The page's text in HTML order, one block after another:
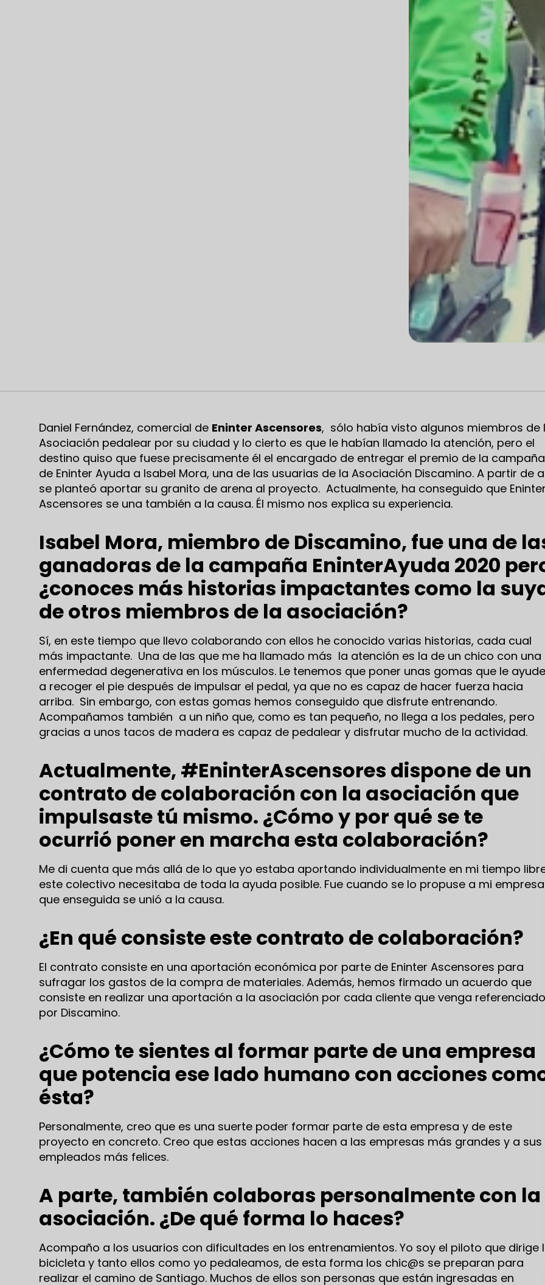
Daniel Fernández, comercial de Eninter Ascensores, sólo había visto algunos miembros de
Asociación pedalear por su ciudad y lo cierto es que le habían llamado la atención, pero el
destino quiso que fuese precisamente él el encargado de entregar el premio de la campaña
de Eninter Ayuda a Isabel Mora, una de las usuarias de la Asociación Discamino. A partir de
se planteó aportar su granito de arena al proyecto. Actualmente, ha conseguido que
Ascensores se una también a la causa. Él mismo nos explica su experiencia.
Isabel Mora, miembro de Discamino, fue una de
ganadoras de la campaña EninterAyuda 2020
¿conoces más historias impactantes como la
de otros miembros de la asociación?
Sí, en este tiempo que llevo colaborando con ellos he conocido varias historias, cada cual
más impactante. Una de las que me ha llamado más la atención es la de un chico con una
enfermedad degenerativa en los músculos. Le tenemos que poner unas gomas que le
a recoger el pie después de impulsar el pedal, ya que no es capaz de hacer fuerza hacia
arriba. Sin embargo, con estas gomas hemos conseguido que disfrute entrenando.
Acompañamos también a un niño que, como es tan pequeño, no llega a los pedales, pero
gracias a unos tacos de madera es capaz de pedalear y disfrutar mucho de la actividad.
Actualmente, #EninterAscensores dispone de un
contrato de colaboración con la asociación que
impulsaste tú mismo. ¿Cómo y por qué se te
ocurrió poner en marcha esta colaboración?
Me di cuenta que más allá de lo que yo estaba aportando individualmente en mi tiempo
este colectivo necesitaba de toda la ayuda posible. Fue cuando se lo propuse a mi empresa
que enseguida se unió a la causa.
¿En qué consiste este contrato de colaboración?
El contrato consiste en una aportación económica por parte de Eninter Ascensores para
sufragar los gastos de la compra de materiales. Además, hemos firmado un acuerdo que
consiste en realizar una aportación a la asociación por cada cliente que venga referenciado
por Discamino.
¿Cómo te sientes al formar parte de una empresa
que potencia ese lado humano con acciones
ésta?
Personalmente, creo que es una suerte poder formar parte de esta empresa y de este
proyecto en concreto. Creo que estas acciones hacen a las empresas más grandes y a sus
empleados más felices.
A parte, también colaboras personalmente con la
asociación. ¿De qué forma lo haces?
Acompaño a los usuarios con dificultades en los entrenamientos. Yo soy el piloto que dirige
bicicleta y tanto ellos como yo pedaleamos, de esta forma los chic@s se preparan para
realizar el camino de Santiago. Muchos de ellos son personas que están ingresadas en